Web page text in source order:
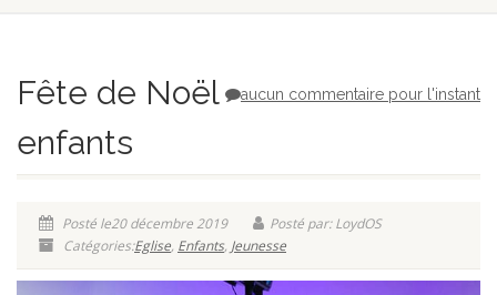
aucun commentaire pour l'instant
Fête de Noël
enfants
Posté le20 décembre 2019
Posté par: LoydOS
Catégories:Eglise, Enfants, Jeunesse